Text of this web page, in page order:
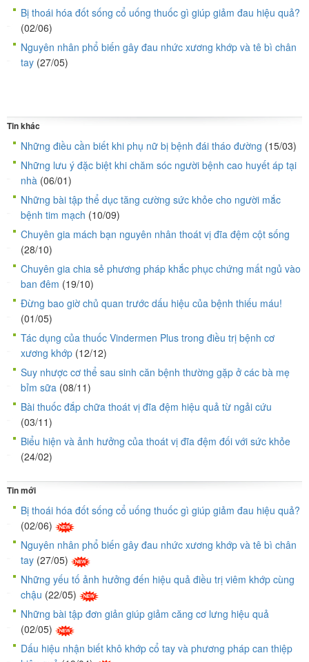
Bị thoái hóa đốt sống cổ uống thuốc gì giúp giảm đau hiệu quả?
(02/06)
Nguyên nhân phổ biến gây đau nhức xương khớp và tê bì chân
tay (27/05)
Tin khác
Những điều cần biết khi phụ nữ bị bệnh đái tháo đường (15/03)
Những lưu ý đặc biệt khi chăm sóc người bệnh cao huyết áp tại
nhà (06/01)
Những bài tập thể dục tăng cường sức khỏe cho người mắc
bệnh tim mạch (10/09)
Chuyên gia mách bạn nguyên nhân thoát vị đĩa đệm cột sống
(28/10)
Chuyên gia chia sẻ phương pháp khắc phục chứng mất ngủ vào
ban đêm (19/10)
Đừng bao giờ chủ quan trước dấu hiệu của bệnh thiếu máu!
(01/05)
Tác dụng của thuốc Vindermen Plus trong điều trị bệnh cơ
xương khớp (12/12)
Suy nhược cơ thể sau sinh căn bệnh thường gặp ở các bà mẹ
bỉm sữa (08/11)
Bài thuốc đắp chữa thoát vị đĩa đệm hiệu quả từ ngải cứu
(03/11)
Biểu hiện và ảnh hưởng của thoát vị đĩa đệm đối với sức khỏe
(24/02)
Tin mới
Bị thoái hóa đốt sống cổ uống thuốc gì giúp giảm đau hiệu quả?
(02/06)
Nguyên nhân phổ biến gây đau nhức xương khớp và tê bì chân
tay (27/05)
Những yếu tố ảnh hưởng đến hiệu quả điều trị viêm khớp cùng
chậu (22/05)
Những bài tập đơn giản giúp giảm căng cơ lưng hiệu quả
(02/05)
Dấu hiệu nhận biết khô khớp cổ tay và phương pháp can thiệp